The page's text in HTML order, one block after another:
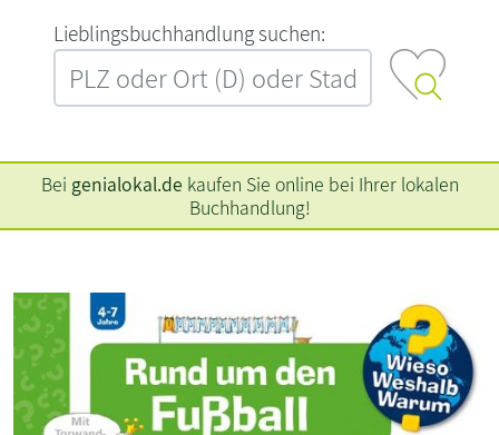
L‍i‍e‍b‍l‍i‍n‍g‍s‍b‍u‍c‍h‍h‍a‍n‍d‍l‍u‍n‍g‍ ‍s‍u‍c‍h‍e‍n‍:‍
Bei genialokal.de kaufen Sie online bei Ihrer lokalen
Buchhandlung!